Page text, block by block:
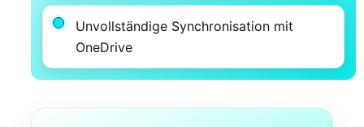
Unvollständige Synchronisation mit
OneDrive